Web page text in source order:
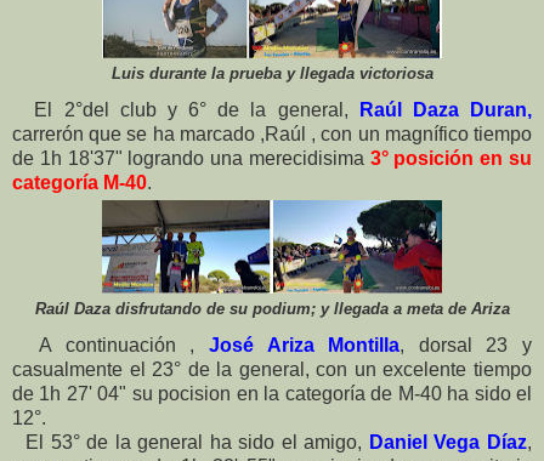
Luis durante la prueba y llegada victoriosa
El 2°del club y 6° de la general,
Raúl Daza Duran,
carrerón que se ha marcado ,Raúl , con un magnífico tiempo
de 1h 18'37" logrando una merecidisima 3° posición en su
categoría M-40.
Raúl Daza disfrutando de su podium; y llegada a meta de Ariza
A continuación , José Ariza Montilla, dorsal 23 y
casualmente el 23° de la general, con un excelente tiempo
de 1h 27' 04" su pocision en la categoría de M-40 ha sido el
12°.
El 53° de la general ha sido el amigo, Daniel Vega Díaz,